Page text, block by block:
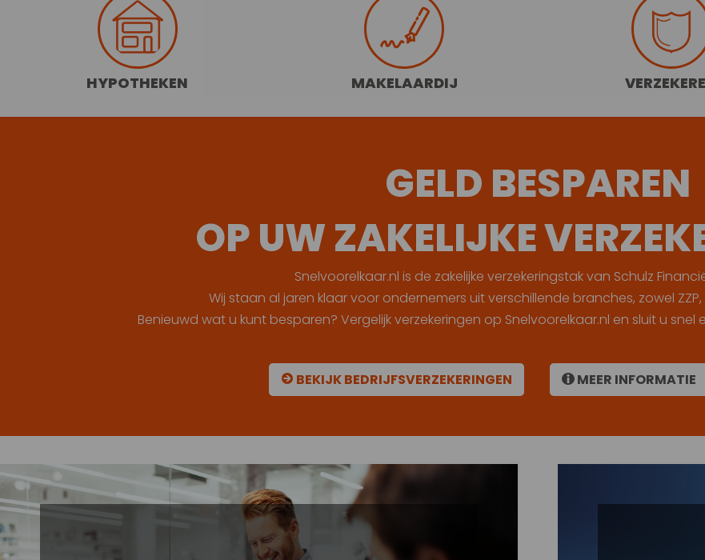
HYPOTHEKEN MAKELAARDIJ
GELD BESPAREN
OP UW ZAKELIJKE
Snelvoorelkaar.nl is de zakelijke verzekeringstak van Schulz
Wij staan al jaren klaar voor ondernemers uit verschillende branches, zowel
Benieuwd wat u kunt besparen? Vergelijk verzekeringen op Snelvoorelkaar.nl en sluit u
BEKIJK BEDRIJFSVERZEKERINGEN MEER INFORMATIE